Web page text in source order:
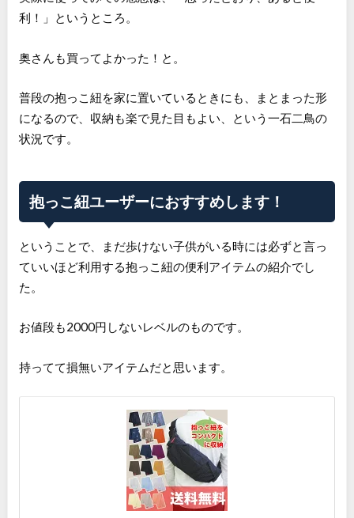
利！」というところ。
奥さんも買ってよかった！と。
普段の抱っこ紐を家に置いているときにも、まとまった形
になるので、収納も楽で見た目もよい、という一石二鳥の
状況です。
抱っこ紐ユーザーにおすすめします！
ということで、まだ歩けない子供がいる時には必ずと言っ
ていいほど利用する抱っこ紐の便利アイテムの紹介でし
た。
お値段も2000円しないレベルのものです。
持ってて損無いアイテムだと思います。